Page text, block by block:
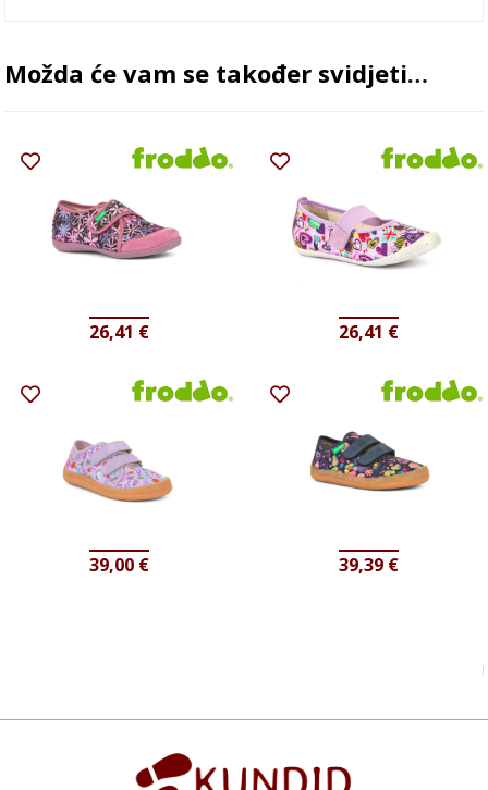
Možda će vam se također svidjeti…
26,41 € 26,41 €
39,00 € 39,39 €